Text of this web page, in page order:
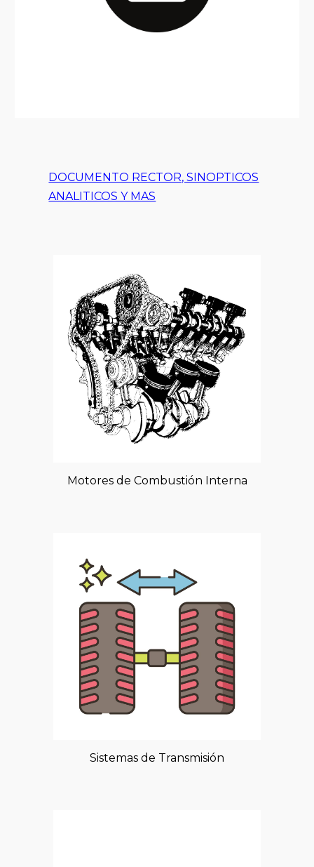
DOCUMENTO RECTOR, SINOPTICOS
ANALITICOS Y MAS
Motores de Combustión Interna
Sistemas de Transmisión